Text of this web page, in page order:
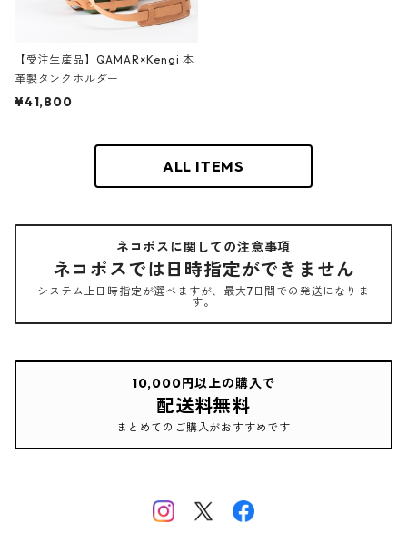
【受注生産品】QAMAR×Kengi 本
革製タンクホルダー
¥41,800
ALL ITEMS
ネコポスに関しての注意事項
ネコポスでは日時指定ができません
システム上日時指定が選べますが、最大7日間での発送になりま
す。
10,000円以上の購入で
配送料無料
まとめてのご購入がおすすめです